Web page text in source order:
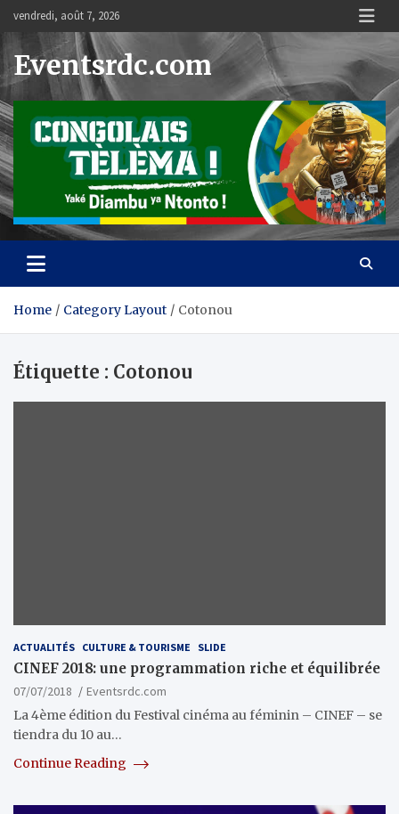
content
vendredi, août 7, 2026
Eventsrdc.com
Home Category Layout Cotonou
Étiquette : Cotonou
ACTUALITÉS CULTURE & TOURISME SLIDE
CINEF 2018: une programmation riche et équilibrée
07/07/2018
Eventsrdc.com
La 4ème édition du Festival cinéma au féminin – CINEF – se
tiendra du 10 au…
Continue Reading